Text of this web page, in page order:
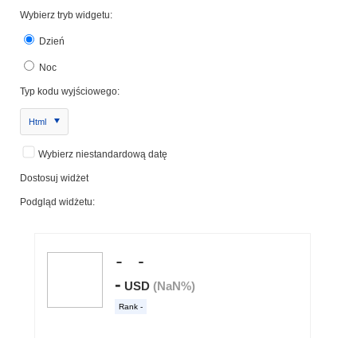
Wybierz tryb widgetu:
Dzień
Noc
Typ kodu wyjściowego:
Html
Wybierz niestandardową datę
Dostosuj widżet
Podgląd widżetu: